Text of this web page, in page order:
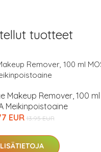
tuotteet
Makeup Remover, 100 ml
Meikinpoistoaine
EUR 13.95 EUR
LISÄTIETOJA